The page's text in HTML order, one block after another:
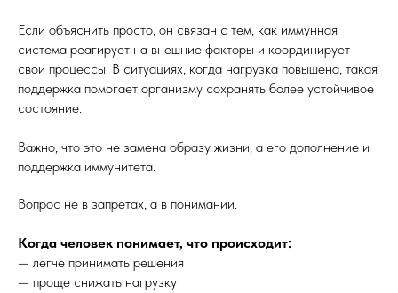
Если объяснить просто, он связан с тем, как иммунная
система реагирует на внешние факторы и координирует
свои процессы. В ситуациях, когда нагрузка повышена, такая
поддержка помогает организму сохранять более устойчивое
состояние.
Важно, что это не замена образу жизни, а его дополнение и
поддержка иммунитета.
Вопрос не в запретах, а в понимании.
Когда человек понимает, что происходит:
— легче принимать решения
— проще снижать нагрузку